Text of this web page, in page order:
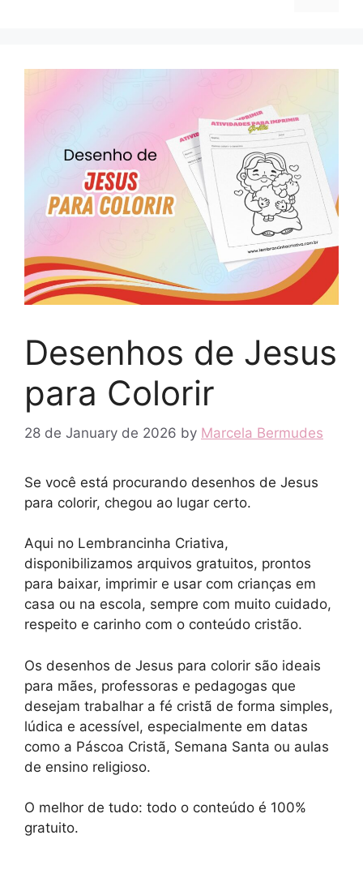
Desenhos de Jesus
para Colorir
28 de January de 2026 by Marcela Bermudes
Se você está procurando desenhos de Jesus
para colorir, chegou ao lugar certo.
Aqui no Lembrancinha Criativa,
disponibilizamos arquivos gratuitos, prontos
para baixar, imprimir e usar com crianças em
casa ou na escola, sempre com muito cuidado,
respeito e carinho com o conteúdo cristão.
Os desenhos de Jesus para colorir são ideais
para mães, professoras e pedagogas que
desejam trabalhar a fé cristã de forma simples,
lúdica e acessível, especialmente em datas
como a Páscoa Cristã, Semana Santa ou aulas
de ensino religioso.
O melhor de tudo: todo o conteúdo é 100%
gratuito.